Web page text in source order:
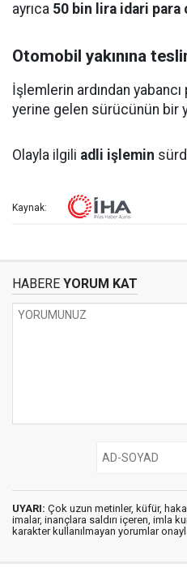
ayrıca 50 bin lira idari para
Otomobil yakınına
İşlemlerin ardından
yerine gelen sürücünün bir
Olayla ilgili adli işlemin
Kaynak:
HABERE YORUM KAT
UYARI: Çok uzun metinler, küfür,
imalar, inançlara saldırı içeren, imla
karakter kullanılmayan yorumlar